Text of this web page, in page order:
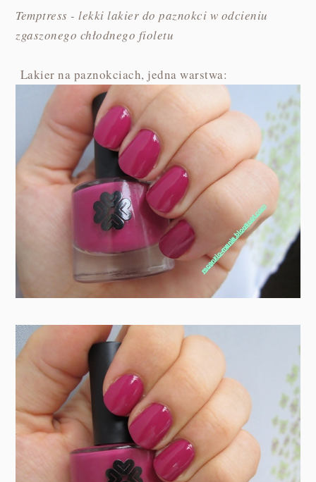
Temptress - lekki lakier do paznokci w odcieniu
zgaszonego chłodnego fioletu
Lakier na paznokciach, jedna warstwa: